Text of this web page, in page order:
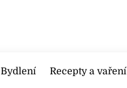
Bydlení Recepty a vaření